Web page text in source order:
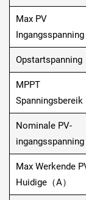
Max PV
Ingangsspanning
Opstartspanning
MPPT
Spanningsbereik
Nominale PV-
Max Werkende
Huidige（A）